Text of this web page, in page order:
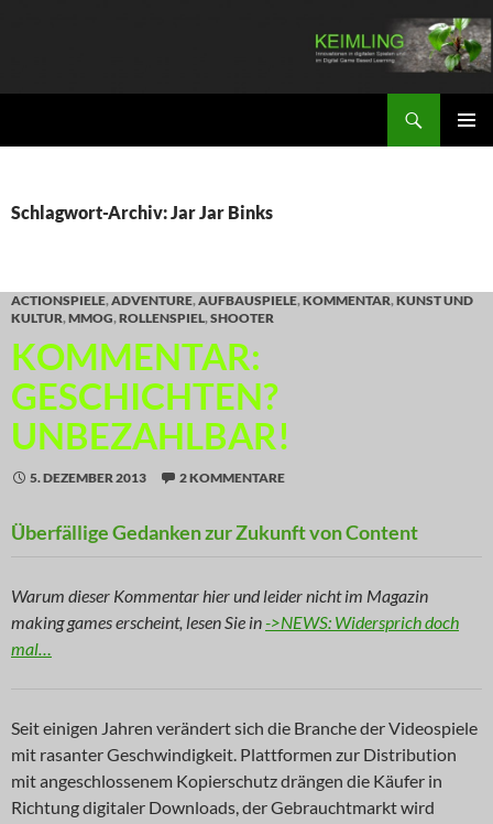
Schlagwort-Archiv: Jar Jar Binks
ACTIONSPIELE,ADVENTURE,AUFBAUSPIELE,KOMMENTAR,KUNST UND
KULTUR,MMOG,ROLLENSPIEL,SHOOTER
KOMMENTAR:
GESCHICHTEN?
UNBEZAHLBAR!
5. DEZEMBER 2013 2 KOMMENTARE
Überfällige Gedanken zur Zukunft von Content
Warum dieser Kommentar hier und leider nicht im Magazin
making games erscheint, lesen Sie in->NEWS: Widersprich doch
mal…
Seit einigen Jahren verändert sich die Branche der Videospiele
mit rasanter Geschwindigkeit. Plattformen zur Distribution
mit angeschlossenem Kopierschutz drängen die Käufer in
Richtung digitaler Downloads, der Gebrauchtmarkt wird